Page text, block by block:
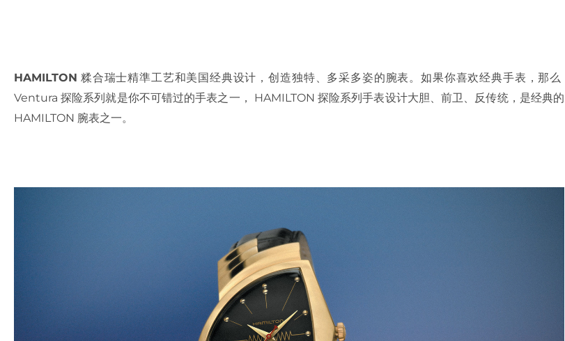
HAMILTON 糅合瑞士精準工艺和美国经典设计，创造独特、多采多姿的腕表。如果你喜欢经典手表，那么
Ventura 探险系列就是你不可错过的手表之一， HAMILTON 探险系列手表设计大胆、前卫、反传统，是经典的
HAMILTON 腕表之一。